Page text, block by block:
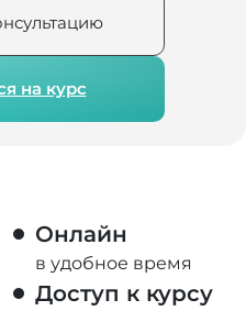
на курс
Онлайн
в удобное время
Доступ к курсу